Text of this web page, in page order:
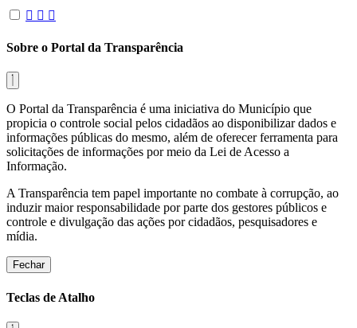
Sobre o Portal da Transparência
O Portal da Transparência é uma iniciativa do Município que
propicia o controle social pelos cidadãos ao disponibilizar dados e
informações públicas do mesmo, além de oferecer ferramenta para
solicitações de informações por meio da Lei de Acesso a
Informação.
A Transparência tem papel importante no combate à corrupção, ao
induzir maior responsabilidade por parte dos gestores públicos e
controle e divulgação das ações por cidadãos, pesquisadores e
mídia.
Fechar
Teclas de Atalho